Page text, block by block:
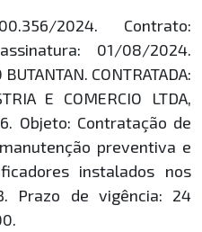
2024. Contrato:
01/08/2024.
CONTRATADA:
E COMERCIO LTDA,
Objeto: Contratação de
preventiva e
instalados nos
Prazo de vigência: 24